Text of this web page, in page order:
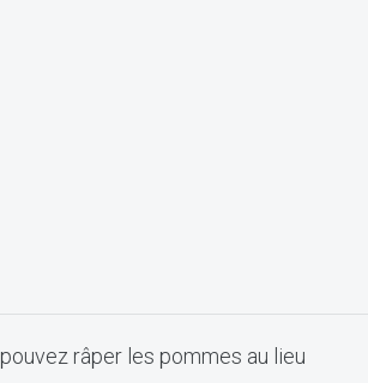
râper les pommes au lieu